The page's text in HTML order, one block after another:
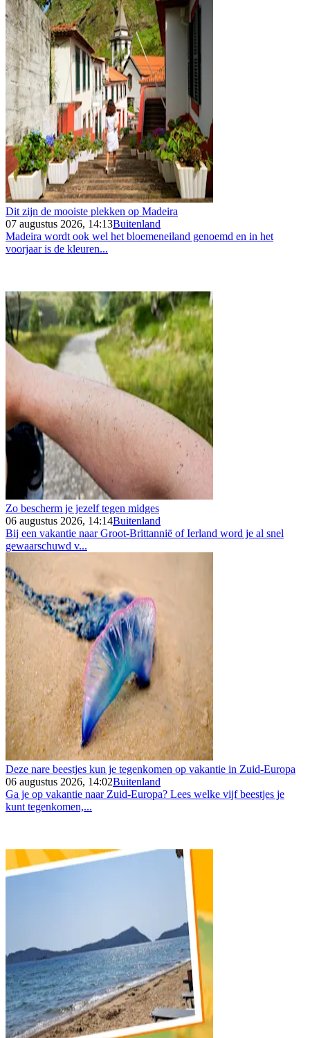
Dit zijn de mooiste plekken op Madeira
07 augustus 2026, 14:13Buitenland
Madeira wordt ook wel het bloemeneiland genoemd en in het
voorjaar is de kleuren...
Zo bescherm je jezelf tegen midges
06 augustus 2026, 14:14Buitenland
Bij een vakantie naar Groot-Brittannië of Ierland word je al snel
gewaarschuwd v...
Deze nare beestjes kun je tegenkomen op vakantie in Zuid-Europa
06 augustus 2026, 14:02Buitenland
Ga je op vakantie naar Zuid-Europa? Lees welke vijf beestjes je
kunt tegenkomen,...